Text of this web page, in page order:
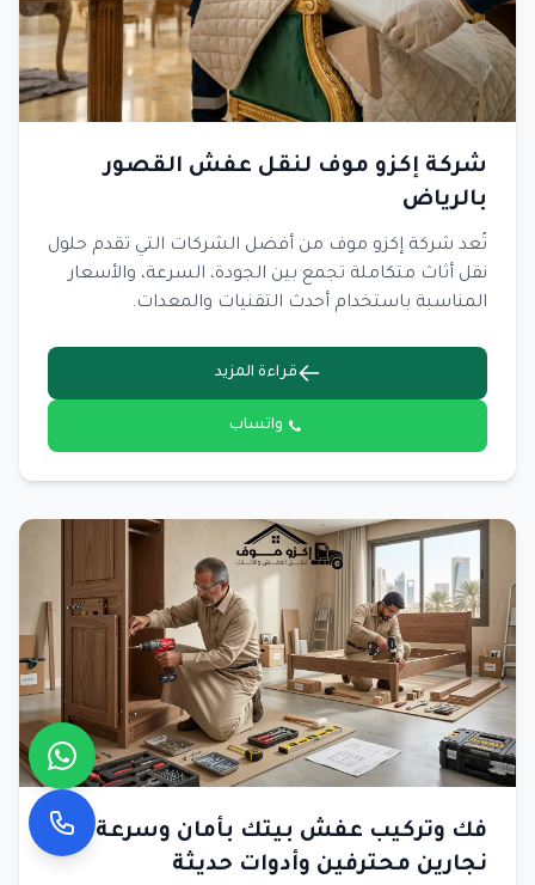
شركة إكزو موف لنقل عفش القصور
بالرياض
تُعد شركة إكزو موف من أفضل الشركات التي تقدم حلول
نقل أثاث متكاملة تجمع بين الجودة، السرعة، والأسعار
المناسبة باستخدام أحدث التقنيات والمعدات.
قراءة المزيد
واتساب
فك وتركيب عفش بيتك بأمان وسرعة
نجارين محترفين وأدوات حديثة